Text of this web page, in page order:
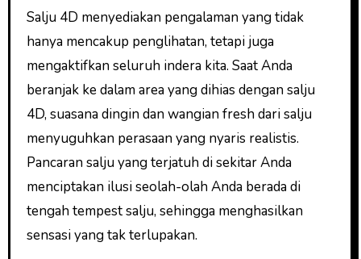
Salju 4D menyediakan pengalaman yang tidak
hanya mencakup penglihatan, tetapi juga
mengaktifkan seluruh indera kita. Saat Anda
beranjak ke dalam area yang dihias dengan salju
4D, suasana dingin dan wangian fresh dari salju
menyuguhkan perasaan yang nyaris realistis.
Pancaran salju yang terjatuh di sekitar Anda
menciptakan ilusi seolah-olah Anda berada di
tengah tempest salju, sehingga menghasilkan
sensasi yang tak terlupakan.